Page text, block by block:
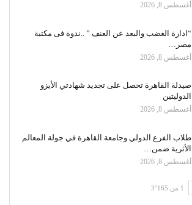
أغسطس 8, 2026
“ادارة الغضب والبعد عن العنف ” ..ندوة فى مكتبة
مصر…
أغسطس 8, 2026
صيدلة القاهرة تحصل على تجديد شهادتي الأيزو
الدوليتين
أغسطس 8, 2026
طلاب الفرع الدولي وجامعة القاهرة في جولة المعالم
الأثرية ضمن…
أغسطس 8, 2026
1 من 3٬165